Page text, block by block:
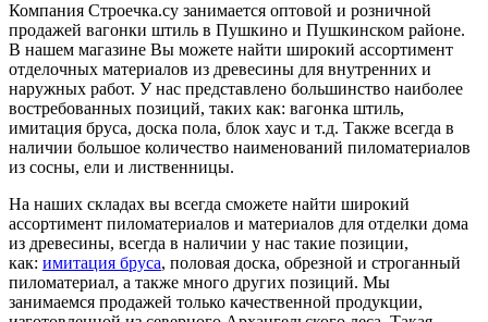
Компания Строечка.су занимается оптовой и розничной
продажей вагонки штиль в Пушкино и Пушкинском районе.
В нашем магазине Вы можете найти широкий ассортимент
отделочных материалов из древесины для внутренних и
наружных работ. У нас представлено большинство наиболее
востребованных позиций, таких как: вагонка штиль,
имитация бруса, доска пола, блок хаус и т.д. Также всегда в
наличии большое количество наименований пиломатериалов
из сосны, ели и лиственницы.
На наших складах вы всегда сможете найти широкий
ассортимент пиломатериалов и материалов для отделки дома
из древесины, всегда в наличии у нас такие позиции,
как: имитация бруса, половая доска, обрезной и строганный
пиломатериал, а также много других позиций. Мы
занимаемся продажей только качественной продукции,